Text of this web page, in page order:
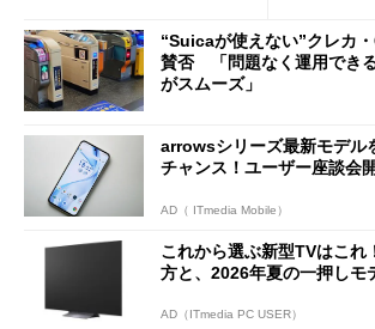
開催
“Suicaが使えない”クレカ
賛否 「問題なく運用でき
がスムーズ」
arrowsシリーズ最新モデル
チャンス！ユーザー座談会
AD（ ITmedia Mobile）
これから選ぶ新型TVはこれ
方と、2026年夏の一押しモ
AD（ITmedia PC USER）